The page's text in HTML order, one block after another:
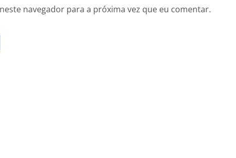
navegador para a próxima vez que eu comentar.